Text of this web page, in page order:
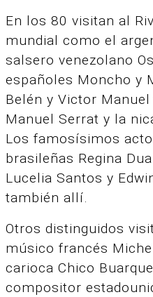
En los 80 visitan al
mundial como el
salsero venezolano
españoles Moncho y
Belén y Victor
Manuel Serrat y la
Los famosísimos
brasileñas Regina
Lucelia Santos y
también allí.
Otros distinguidos
músico francés
carioca Chico
compositor